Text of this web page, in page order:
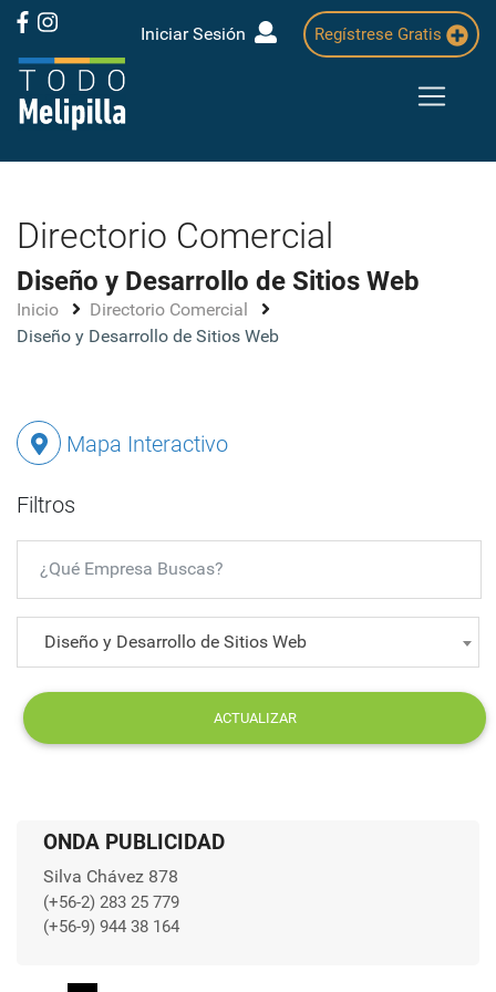
Iniciar Sesión Regístrese Gratis
Directorio Comercial
Diseño y Desarrollo de Sitios Web
Inicio
Directorio Comercial
Diseño y Desarrollo de Sitios Web
Mapa Interactivo
Filtros
Diseño y Desarrollo de Sitios Web
ACTUALIZAR
ONDA PUBLICIDAD
Silva Chávez 878
(+56-2) 283 25 779
(+56-9) 944 38 164